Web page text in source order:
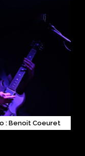
: Benoit Coeuret